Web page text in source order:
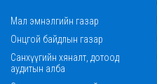
Мал эмнэлгийн газар
Онцгой байдлын газар
Санхүүгийн хяналт, дотоод
аудитын алба